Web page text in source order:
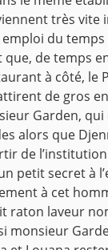
très vite
du temps
de temps
à côté, le
de gros
Garden,
alors que
de
petit secret à
à cet
raton laveur
monsieur